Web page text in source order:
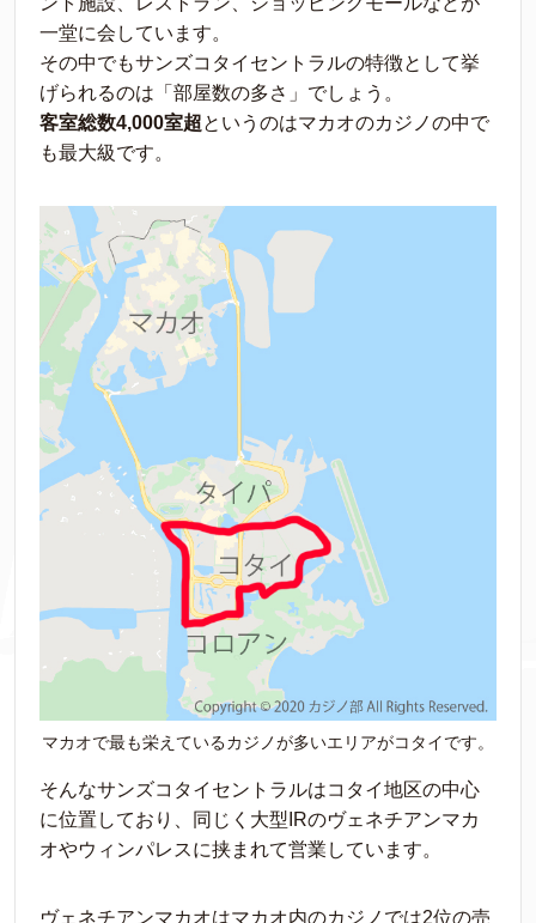
一堂に会しています。
その中でもサンズコタイセントラルの特徴として挙
げられるのは「部屋数の多さ」でしょう。
客室総数4,000室超というのはマカオのカジノの中で
も最大級です。
マカオで最も栄えているカジノが多いエリアがコタイです。
そんなサンズコタイセントラルはコタイ地区の中心
に位置しており、同じく大型IRのヴェネチアンマカ
オやウィンパレスに挟まれて営業しています。
ヴェネチアンマカオはマカオ内のカジノでは2位の売